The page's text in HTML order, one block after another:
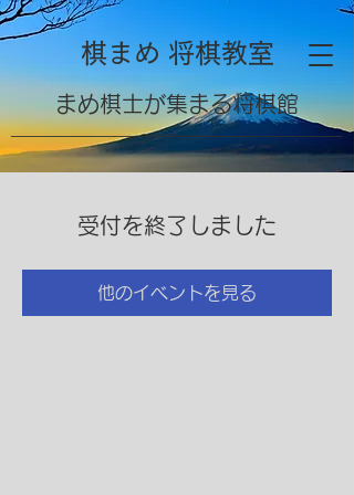
棋まめ 将棋教室
​まめ棋士が集まる将棋館
受付を終了しました
他のイベントを見る